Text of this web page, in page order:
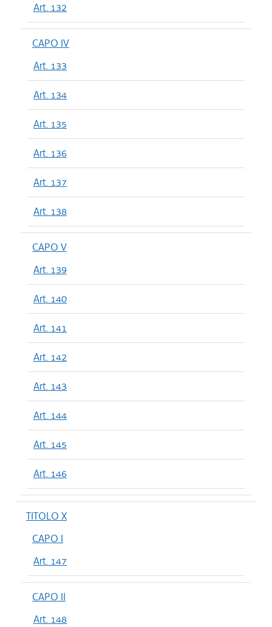
Art. 132
CAPO IV
Art. 133
Art. 134
Art. 135
Art. 136
Art. 137
Art. 138
CAPO V
Art. 139
Art. 140
Art. 141
Art. 142
Art. 143
Art. 144
Art. 145
Art. 146
TITOLO X
CAPO I
Art. 147
CAPO II
Art. 148